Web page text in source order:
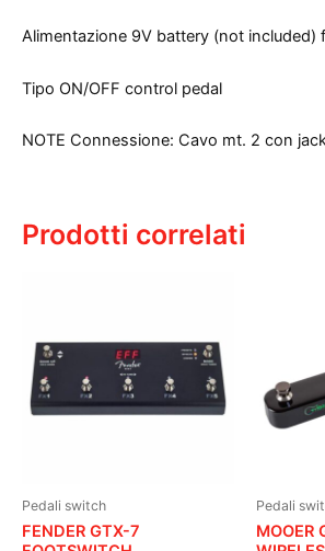
Alimentazione 9V battery (not included)
Tipo ON/OFF control pedal
NOTE Connessione: Cavo mt. 2 con
Prodotti correlati
Pedali switch
FENDER GTX-7
Pedali
MOOER